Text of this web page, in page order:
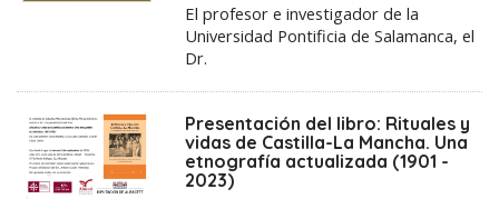
El profesor e investigador de la
Universidad Pontificia de Salamanca, el
Dr.
Presentación del libro: Rituales y
vidas de Castilla-La Mancha. Una
etnografía actualizada (1901 -
2023)